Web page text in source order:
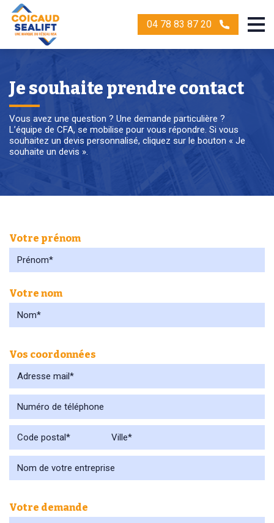
04 78 83 87 20
Je souhaite prendre contact
Vous avez une question ? Une demande particulière ?
L’équipe de CFA, se mobilise pour vous répondre. Si vous
souhaitez un devis personnalisé, cliquez sur le bouton « Je
souhaite un devis ».
Votre prénom
Votre nom
Vos coordonnées
Votre demande